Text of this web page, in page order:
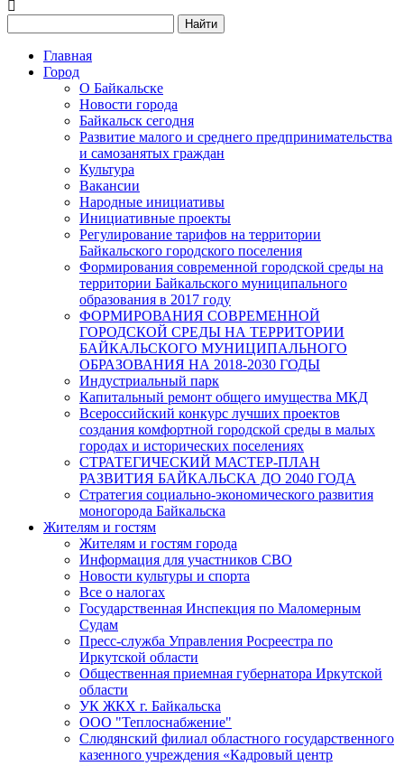
Найти
Главная
Город
О Байкальске
Новости города
Байкальск сегодня
Развитие малого и среднего предпринимательства
и самозанятых граждан
Культура
Вакансии
Народные инициативы
Инициативные проекты
Регулирование тарифов на территории
Байкальского городского поселения
Формирования современной городской среды на
территории Байкальского муниципального
образования в 2017 году
ФОРМИРОВАНИЯ СОВРЕМЕННОЙ
ГОРОДСКОЙ СРЕДЫ НА ТЕРРИТОРИИ
БАЙКАЛЬСКОГО МУНИЦИПАЛЬНОГО
ОБРАЗОВАНИЯ НА 2018-2030 ГОДЫ
Индустриальный парк
Капитальный ремонт общего имущества МКД
Всероссийский конкурс лучших проектов
создания комфортной городской среды в малых
городах и исторических поселениях
СТРАТЕГИЧЕСКИЙ МАСТЕР-ПЛАН
РАЗВИТИЯ БАЙКАЛЬСКА ДО 2040 ГОДА
Стратегия социально-экономического развития
моногорода Байкальска
Жителям и гостям
Жителям и гостям города
Информация для участников СВО
Новости культуры и спорта
Все о налогах
Государственная Инспекция по Маломерным
Судам
Пресс-служба Управления Росреестра по
Иркутской области
Общественная приемная губернатора Иркутской
области
УК ЖКХ г. Байкальска
ООО "Теплоснабжение"
Слюдянский филиал областного государственного
казенного учреждения «Кадровый центр